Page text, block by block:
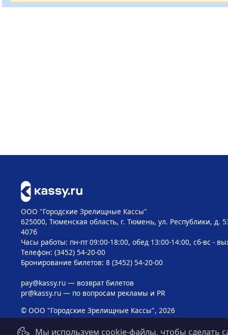
ООО "Городские Зрелищные Кассы"
625000, Тюменская область, г. Тюмень, ул. Республики, д.
407б
Часы работы: пн-пт 09:00-18:00, обед 13:00-14:00, сб-вс -
Телефон: (3452) 54-20-00
Бронирование билетов: 8 (3452) 54-20-00
pay@kassy.ru— возврат билетов
pr@kassy.ru— по вопросам рекламы и PR
© ООО "Городские Зрелищные Кассы", 2026
Мы используем cookie-файлы, чтобы сделать